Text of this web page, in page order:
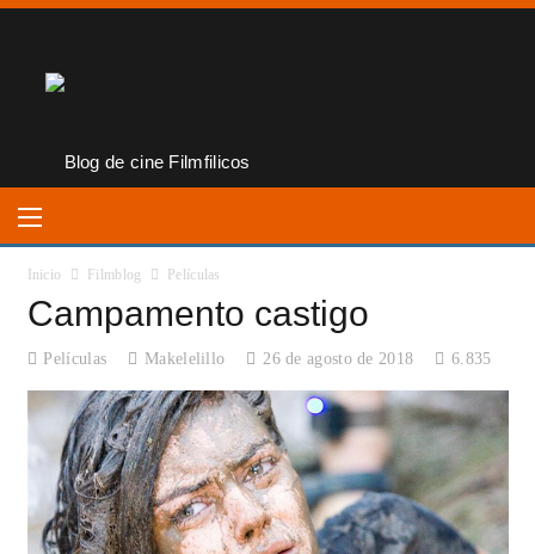
Inicio Filmblog Películas
Campamento castigo
Películas Makelelillo 26 de agosto de 2018 6.835